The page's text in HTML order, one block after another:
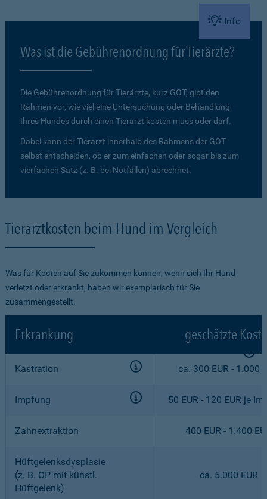
Info
Was ist die Gebührenordnung für Tierärzte?
Die Gebührenordnung für Tierärzte, kurz GOT, gibt den
Rahmen vor, wie viel eine Untersuchung oder Behandlung
Ihres Hundes durch einen Tierarzt kosten muss oder darf.
Dabei kann der Tierarzt innerhalb des Rahmens der GOT
selbst entscheiden, ob er zum einfachen oder sogar bis zum
vierfachen Satz (z. B. bei Notfällen) abrechnet.
Tierarztkosten beim Hund im Vergleich
Was für Kosten auf Sie zukommen können, wenn sich Ihr Hund
verletzt oder erkrankt, haben wir exemplarisch für Sie
zusammengestellt.
Erkrankung geschätzte
Kastration ca. 300 EUR - 1.000
Impfung 50 EUR - 120 EUR je
Zahnextraktion 400 EUR - 1.400
Hüftgelenksdysplasie
(z. B. OP mit künstl.
Hüftgelenk)
ca. 5.000 EUR